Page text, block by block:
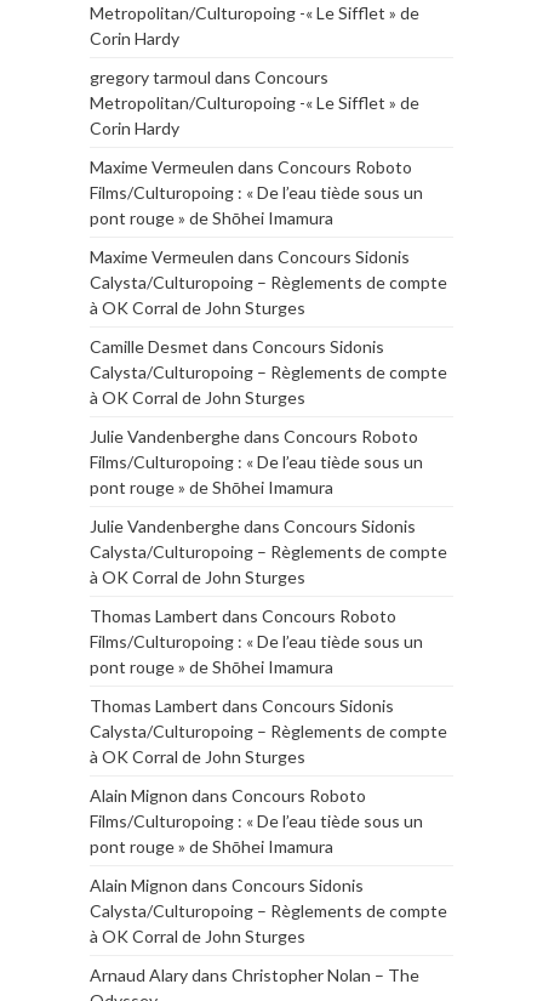
Metropolitan/Culturopoing -« Le Sifflet » de
Corin Hardy
gregory tarmoul dans Concours
Metropolitan/Culturopoing -« Le Sifflet » de
Corin Hardy
Maxime Vermeulen dans Concours Roboto
Films/Culturopoing : « De l’eau tiède sous un
pont rouge » de Shōhei Imamura
Maxime Vermeulen dans Concours Sidonis
Calysta/Culturopoing – Règlements de compte
à OK Corral de John Sturges
Camille Desmet dans Concours Sidonis
Calysta/Culturopoing – Règlements de compte
à OK Corral de John Sturges
Julie Vandenberghedans Concours Roboto
Films/Culturopoing : « De l’eau tiède sous un
pont rouge » de Shōhei Imamura
Julie Vandenberghedans Concours Sidonis
Calysta/Culturopoing – Règlements de compte
à OK Corral de John Sturges
Thomas Lambert dans Concours Roboto
Films/Culturopoing : « De l’eau tiède sous un
pont rouge » de Shōhei Imamura
Thomas Lambert dans Concours Sidonis
Calysta/Culturopoing – Règlements de compte
à OK Corral de John Sturges
Alain Mignon dans Concours Roboto
Films/Culturopoing : « De l’eau tiède sous un
pont rouge » de Shōhei Imamura
Alain Mignon dans Concours Sidonis
Calysta/Culturopoing – Règlements de compte
à OK Corral de John Sturges
Arnaud Alarydans Christopher Nolan – The